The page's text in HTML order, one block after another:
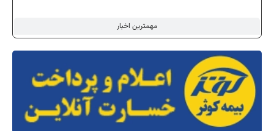
مهمترین اخبار